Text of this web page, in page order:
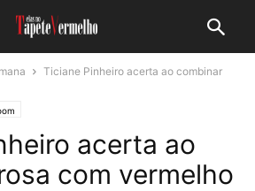
Ticiane Pinheiro acerta ao combinar
acerta ao
com vermelho